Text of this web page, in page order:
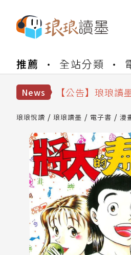
推薦 全站分類
News
【公告】琅琅讀
【公告】琅琅讀
【公告】琅琅讀
琅琅悅讀 琅琅讀墨 電子書 漫